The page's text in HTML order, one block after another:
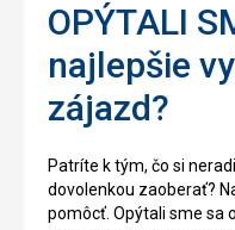
OPÝTALI
najlepšie
zájazd?
Patríte k tým, čo si
dovolenkou zaoberať?
pomôcť. Opýtali sme sa